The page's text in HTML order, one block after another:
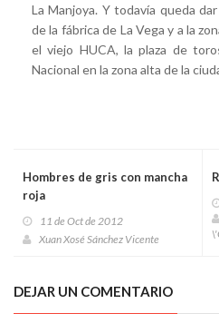
La Manjoya. Y todavía queda
de la fábrica de La Vega y a la
el viejo HUCA, la plaza de
Nacional en la zona alta de la
Hombres de gris con mancha
roja
11 de Oct de 2012
Xuan Xosé Sánchez Vicente
DEJAR UN COMENTARIO